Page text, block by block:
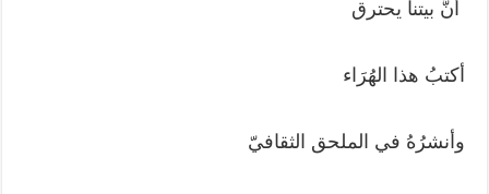
أنَّ بيتنا يحترق
أكتبُ هذا الهُرَاء
وأنشرُهُ في الملحق الثقافيّ